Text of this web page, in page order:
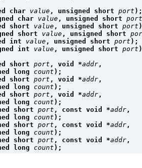
char value , unsigned short port
char value , unsigned short
short value , unsigned short port
short value , unsigned short
int value , unsigned short port );
int value , unsigned short port
short port , void *addr ,
long
count );
short port , void *addr ,
long
count );
short port , void *addr ,
long
count );
short port , const void *addr ,
long
count );
short port , const void *addr ,
long
count );
short port , const void *addr ,
long
count );